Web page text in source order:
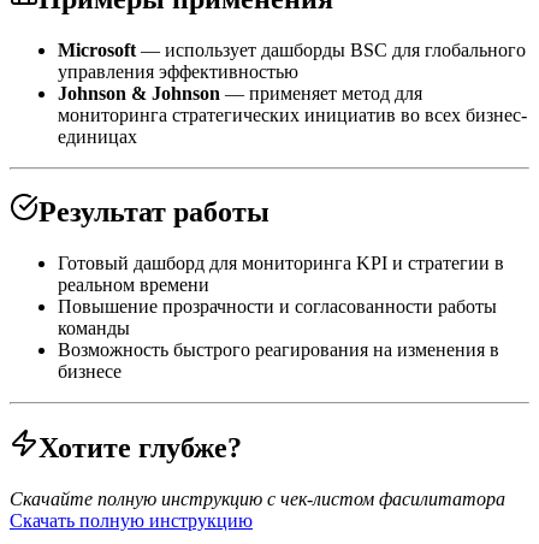
Microsoft — использует дашборды BSC для глобального
управления эффективностью
Johnson & Johnson — применяет метод для
мониторинга стратегических инициатив во всех бизнес-
единицах
Результат работы
Готовый дашборд для мониторинга KPI и стратегии в
реальном времени
Повышение прозрачности и согласованности работы
команды
Возможность быстрого реагирования на изменения в
бизнесе
Хотите глубже?
Скачайте полную инструкцию с чек-листом фасилитатора
Скачать полную инструкцию